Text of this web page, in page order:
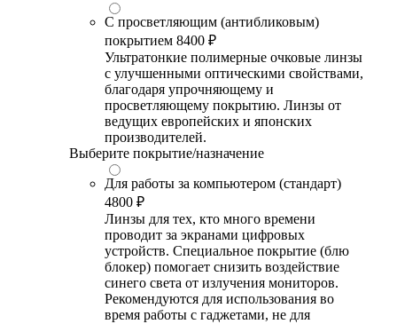
С просветляющим (антибликовым)
покрытием 8400 ₽
Ультратонкие полимерные очковые линзы
с улучшенными оптическими свойствами,
благодаря упрочняющему и
просветляющему покрытию. Линзы от
ведущих европейских и японских
производителей.
Выберите покрытие/назначение
Для работы за компьютером (стандарт)
4800 ₽
Линзы для тех, кто много времени
проводит за экранами цифровых
устройств. Специальное покрытие (блю
блокер) помогает снизить воздействие
синего света от излучения мониторов.
Рекомендуются для использования во
время работы с гаджетами, не для